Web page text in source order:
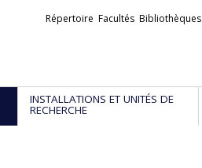
Liens
Répertoire Facultés Bibliothèques
INSTALLATIONS ET UNITÉS DE
RECHERCHE